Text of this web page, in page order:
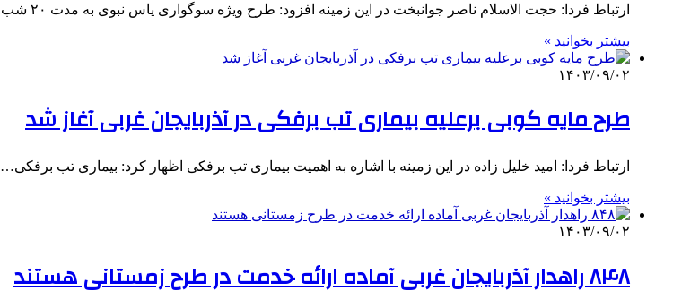
ارتباط فردا: حجت الاسلام ناصر جوانبخت در این زمینه افزود: طرح ویژه سوگواری یاس نبوی به مدت ۲۰ شب از…
بیشتر بخوانید »
۱۴۰۳/۰۹/۰۲
طرح مایه کوبی برعلیه بیماری تب برفکی در آذربایجان غربی آغاز شد
ارتباط فردا: امید خلیل زاده در این زمینه با اشاره به اهمیت بیماری تب برفکی اظهار کرد: بیماری تب برفکی…
بیشتر بخوانید »
۱۴۰۳/۰۹/۰۲
۸۴۸ راهدار آذربایجان غربی آماده ارائه خدمت در طرح زمستانی هستند